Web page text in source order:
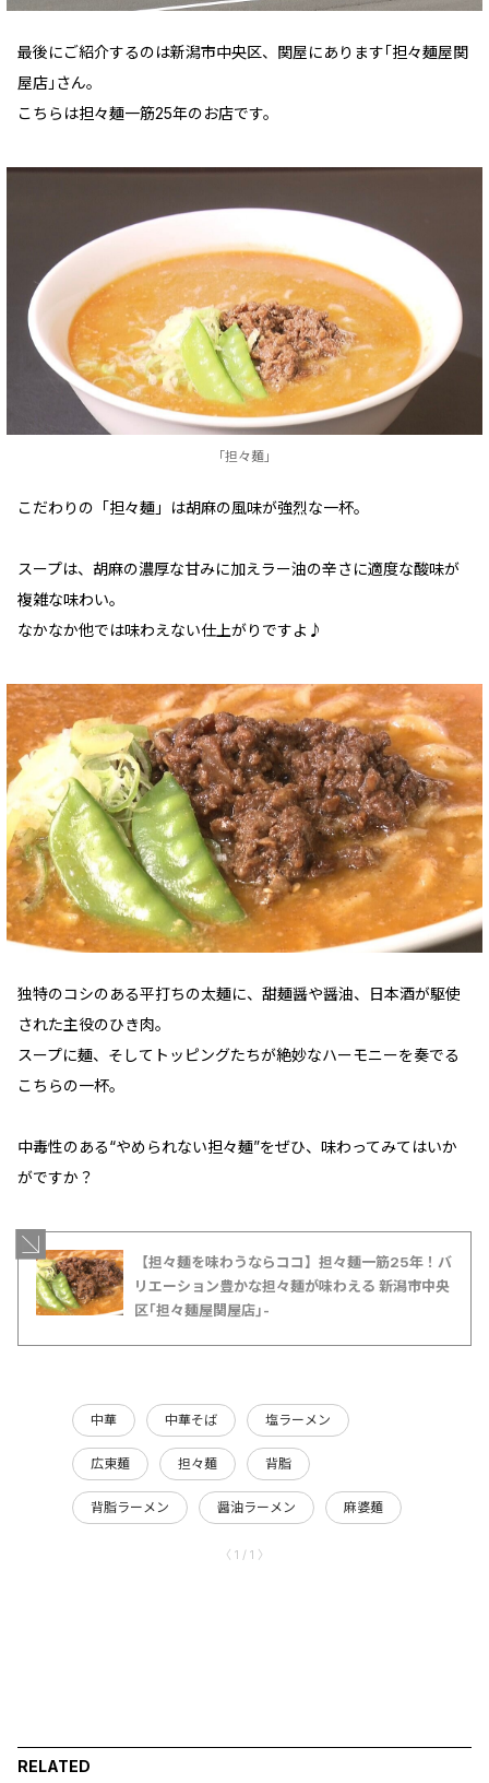
最後にご紹介するのは新潟市中央区、関屋にあります｢担々麺屋関
屋店｣さん。
こちらは担々麺一筋25年のお店です。
｢担々麺｣
こだわりの「担々麺」は胡麻の風味が強烈な一杯。
スープは、胡麻の濃厚な甘みに加えラー油の辛さに適度な酸味が
複雑な味わい。
なかなか他では味わえない仕上がりですよ♪
独特のコシのある平打ちの太麺に、甜麺醤や醤油、日本酒が駆使
された主役のひき肉。
スープに麺、そしてトッピングたちが絶妙なハーモニーを奏でる
こちらの一杯。
中毒性のある“やめられない担々麺”をぜひ、味わってみてはいか
がですか？
【担々麺を味わうならココ】担々麺一筋25年！バ
リエーション豊かな担々麺が味わえる 新潟市中央
区｢担々麺屋関屋店｣-
中華 中華そば 塩ラーメン
広東麺 担々麺 背脂
背脂ラーメン 醤油ラーメン 麻婆麺
〈 1 / 1 〉
RELATED